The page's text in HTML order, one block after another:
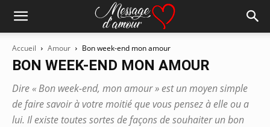
Accueil Amour Bon week-end mon amour
BON WEEK-END MON AMOUR
Dire « Bon week-end, mon amour » est un moyen simple
de faire savoir à votre moitié que vous pensez à elle ou a
lui. Il existe toutes sortes de façons de souhaiter un bon